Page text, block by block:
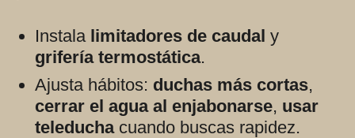
Instala limitadores de caudal y
grifería termostática.
Ajusta hábitos: duchas más cortas,
cerrar el agua al enjabonarse, usar
teleduchacuando buscas rapidez.